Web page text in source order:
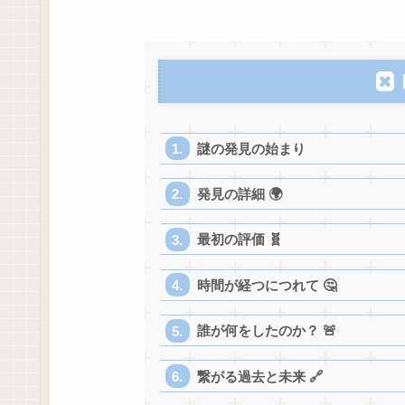
謎の発見の始まり
発見の詳細 🌍
最初の評価 🧬
時間が経つにつれて 🤔
誰が何をしたのか？ 🚨
繋がる過去と未来 🔗